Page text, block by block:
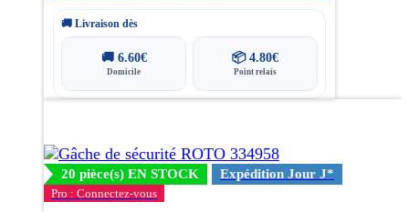
🚚 Livraison dès
🚚 6.60€
Domicile
📦 4.80€
Point relais
20 pièce(s) EN STOCK Expédition Jour J*
Pro : Connectez-vous